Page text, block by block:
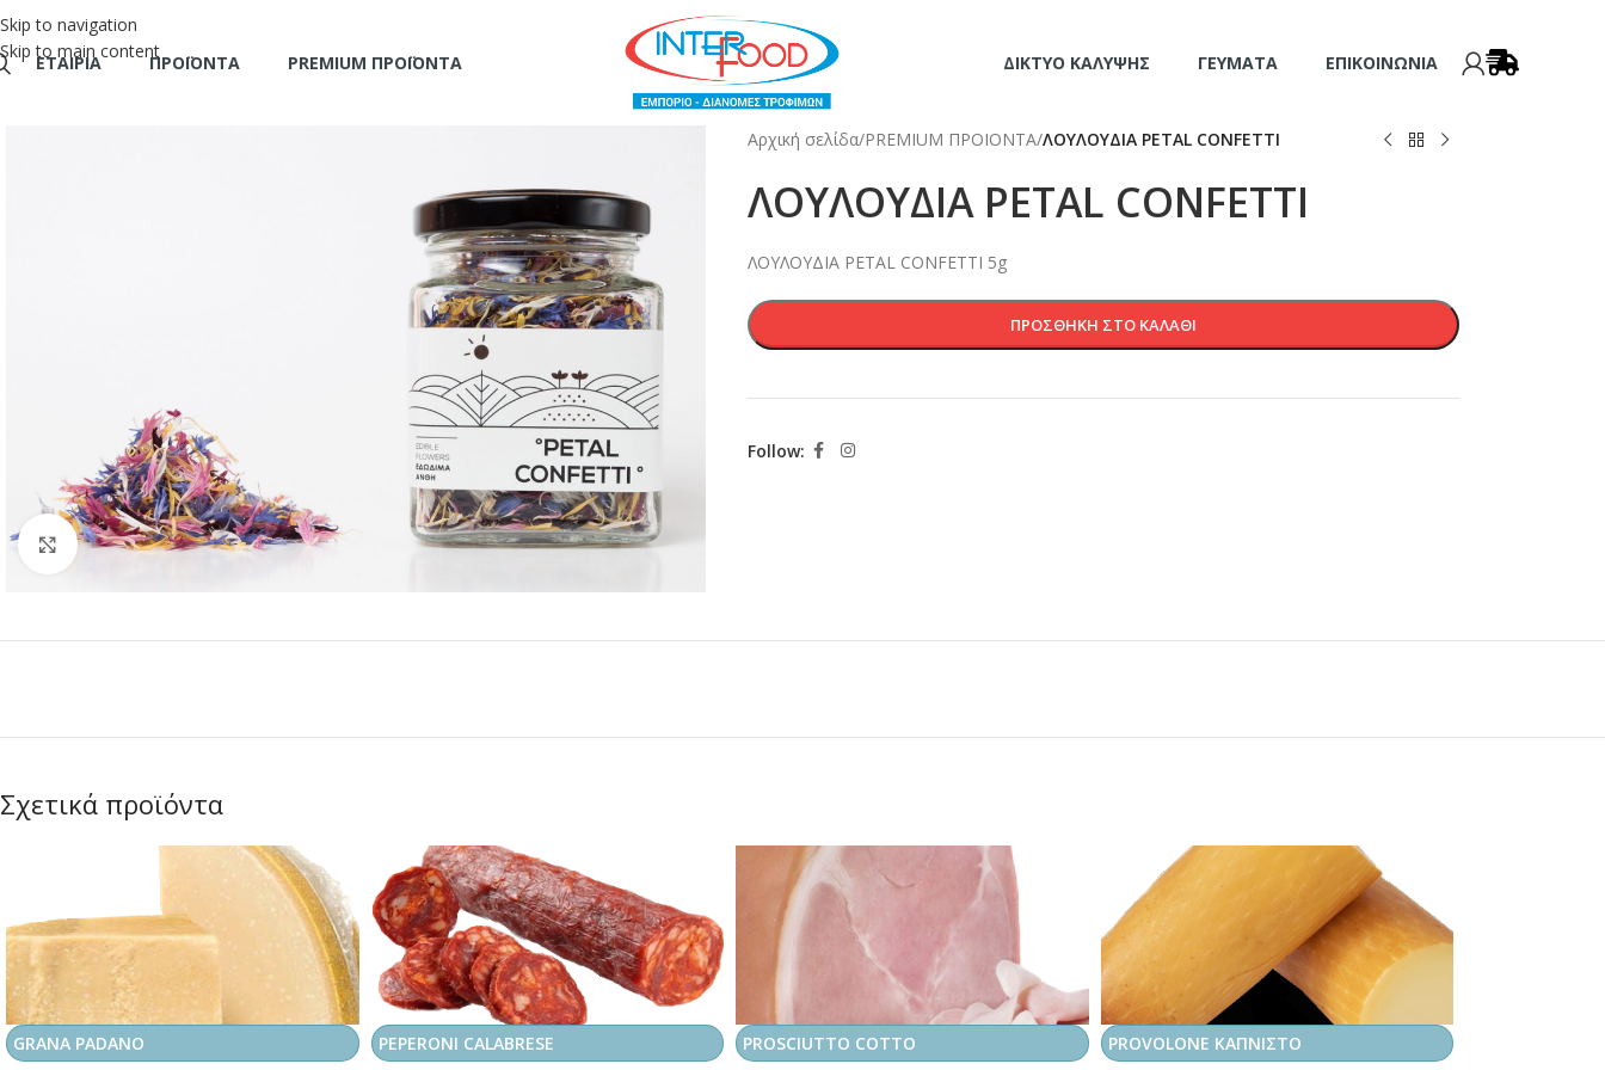
Skip to navigation
Skip to main content
ΕΤΑΙΡΊΑ ΠΡΟΪΌΝΤΑ PREMIUM ΠΡΟΪΟΝΤΑ ΔΊΚΤΥΟ ΚΆΛΥΨΗΣ ΓΕΎΜΑΤΑ ΕΠΙΚΟΙΝΩΝΊΑ
Κλικ για μεγέθυνση
Αρχική σελίδα/PREMIUM ΠΡΟΙΟΝΤΑ/ΛΟΥΛΟΥΔΙΑ PETAL CONFETTI
ΛΟΥΛΟΥΔΙΑ PETAL CONFETTI
ΛΟΥΛΟΥΔΙΑ PETAL CONFETTI 5g
ΠΡΟΣΘΉΚΗ ΣΤΟ ΚΑΛΆΘΙ
Follow:
Σχετικά προϊόντα
GRANA PADANO PEPERONI CALABRESE PROSCIUTTO COTTO PROVOLONE ΚΑΠΝΙΣΤΟ